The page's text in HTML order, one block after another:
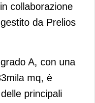
collaborazione
da Prelios
A, con una
mq, è
principali